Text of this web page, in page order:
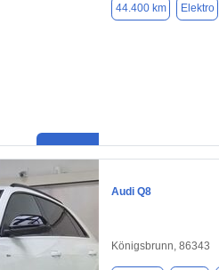
44.400 km Elektro
Audi Q8
Königsbrunn, 86343